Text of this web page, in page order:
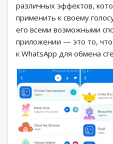
различных эффектов,
применить к своему
его всеми возможными
приложении — это то,
к WhatsApp для обмена